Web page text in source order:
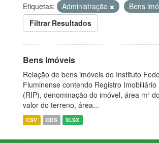
Etiquetas:
Administração
Bens
Filtrar Resultados
Bens Imóveis
Relação de bens imóveis do Instituto
Fluminense contendo Registro Imobiliário
(RIP), denominação do imóvel, área m²
valor do terreno, área...
CSV ODS XLSX